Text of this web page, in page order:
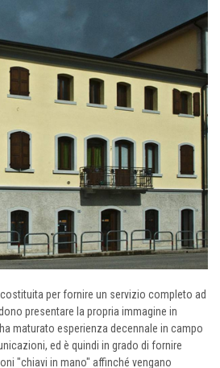
per fornire un servizio completo ad
presentare la propria immagine in
maturato esperienza decennale in campo
ed è quindi in grado di fornire
"chiavi in mano" affinché vengano